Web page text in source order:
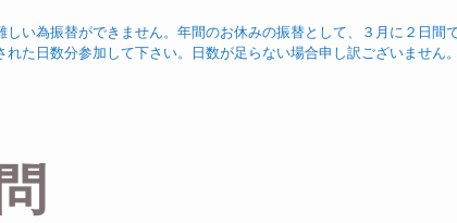
い為振替ができません。年間のお休みの振替として、３月に２日間
れた日数分参加して下さい。日数が足らない場合申し訳ございません